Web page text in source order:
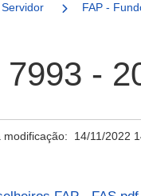
FAP -
7993 -
modificação: 14/11/2022